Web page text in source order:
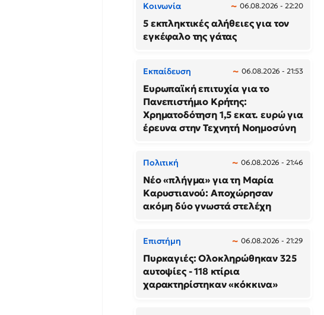
Κοινωνία 06.08.2026 - 22:20
5 εκπληκτικές αλήθειες για τον
εγκέφαλο της γάτας
Εκπαίδευση 06.08.2026 - 21:53
Ευρωπαϊκή επιτυχία για το
Πανεπιστήμιο Κρήτης:
Χρηματοδότηση 1,5 εκατ. ευρώ για
έρευνα στην Τεχνητή Νοημοσύνη
Πολιτική 06.08.2026 - 21:46
Νέο «πλήγμα» για τη Μαρία
Καρυστιανού: Αποχώρησαν
ακόμη δύο γνωστά στελέχη
Επιστήμη 06.08.2026 - 21:29
Πυρκαγιές: Ολοκληρώθηκαν 325
αυτοψίες - 118 κτίρια
χαρακτηρίστηκαν «κόκκινα»